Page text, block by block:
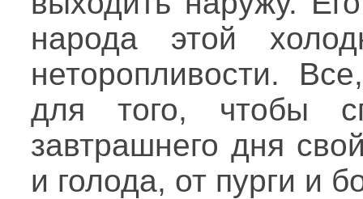
народа этой
неторопливости.
для того, чтобы
завтрашнего дня
и голода, от пурги и